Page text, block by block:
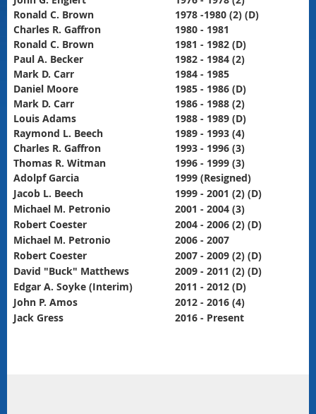
Ronald C. Brown
1978 -1980 (2) (D)
Charles R. Gaffron
1980 - 1981
Ronald C. Brown
1981 - 1982 (D)
Paul A. Becker
1982 - 1984 (2)
Mark D. Carr
1984 - 1985
Daniel Moore
1985 - 1986 (D)
Mark D. Carr
1986 - 1988 (2)
Louis Adams
1988 - 1989 (D)
Raymond L. Beech
1989 - 1993 (4)
Charles R. Gaffron
1993 - 1996 (3)
Thomas R. Witman
1996 - 1999 (3)
Adolpf Garcia
1999 (Resigned)
Jacob L. Beech
1999 - 2001 (2) (D)
Michael M. Petronio
2001 - 2004 (3)
Robert Coester
2004 - 2006 (2) (D)
Michael M. Petronio
2006 - 2007
Robert Coester
2007 - 2009 (2) (D)
David "Buck" Matthews
2009 - 2011 (2) (D)
Edgar A. Soyke (Interim)
2011 - 2012 (D)
John P. Amos
2012 - 2016 (4)
Jack Gress
2016 - Present